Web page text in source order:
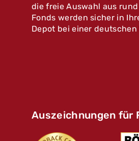
die freie Auswahl aus
Fonds werden sicher in
Depot bei einer
Auszeichnungen für